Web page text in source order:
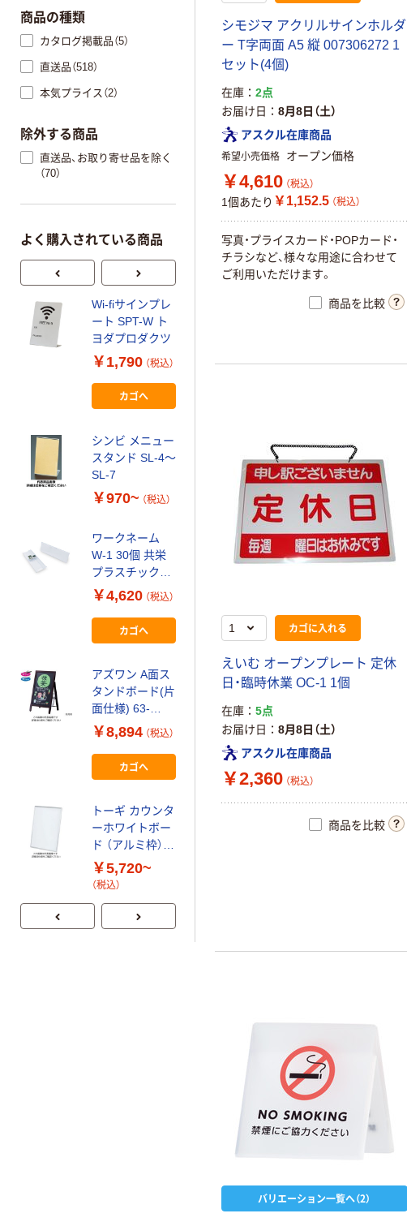
シモジマ アクリルサインホルダ
ー T字両面 A5 縦 007306272 1
セット(4個)
在庫
2点
お届け日
8月8日（土）
アスクル在庫商品
希望小売価格 オープン価格
￥4,610 （税込）
1個あたり ￥1,152.5 （税込）
写真・プライスカード・POPカード・
チラシなど、様々な用途に合わせて
ご利用いただけます。
商品を比較
カゴに入れる
えいむ オープンプレート 定休
日・臨時休業 OC-1 1個
在庫
5点
お届け日
8月8日（土）
アスクル在庫商品
￥2,360 （税込）
商品を比較
バリエーション一覧へ（2）
商品の種類
カタログ掲載品（5）
直送品（518）
本気プライス（2）
除外する商品
直送品、お取り寄せ品を除く
（70）
よく購入されている商品
Wi-fiサインプレ
ート SPT-W ト
ヨダプロダクツ
￥1,790 （税込）
カゴへ
シンビ メニュー
スタンド SL-4～
SL-7
￥970~ （税込）
ワークネーム
W-1 30個 共栄
プラスチック
（直送品）
￥4,620 （税込）
カゴへ
アズワン A面ス
タンドボード(片
面仕様) 63-
3378-09 1台（直
送品）
￥8,894 （税込）
カゴへ
トーギ カウンタ
ーホワイトボー
ド （アルミ枠）
CNT
￥5,720~
（税込）
シンビ 予約席
￥1,270~
リルサインプレ
ート 予約席
￥370~ （税込）
えいむ リザーブ
RY-16
HEIKO サインホ
判 縦
007306271 1個
￥810 （税込）
カゴへ
POP
￥818~